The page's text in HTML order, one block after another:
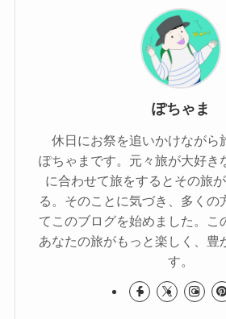
ぽちゃま
休日にお祭を追いかけながら
ぽちゃまです。元々旅が大好き
に合わせて旅をするとその旅
る。そのことに気づき、多くの
てこのブログを始めました。こ
あなたの旅がもっと楽しく、豊
す。